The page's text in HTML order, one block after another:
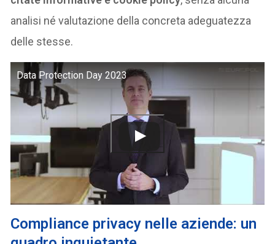
analisi né valutazione della concreta adeguatezza
delle stesse.
Data Protection Day 2023
Compliance privacy nelle aziende: un